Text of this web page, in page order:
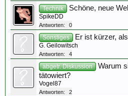
Technik Schöne, neue
SpikeDD
Antworten: 0
Sonstiges Er ist kürzer,
G. Geilowitsch
Antworten: 4
abgetr. Diskussion
Warum
tätowiert?
Vogel87
Antworten: 2